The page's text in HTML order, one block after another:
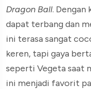
Dragon Ball. Dengan
dapat terbang dan
ini terasa sangat
keren, tapi gaya
seperti Vegeta saat
ini menjadi favorit